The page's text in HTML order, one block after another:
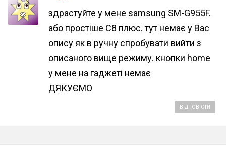
здрастуйте у мене samsung SM-G955F.
або простіше С8 плюс. тут немає у Вас
опису як в ручну спробувати вийти з
описаного вище режиму. кнопки home
у мене на гаджеті немає
ДЯКУЄМО
ВІДПОВІСТИ